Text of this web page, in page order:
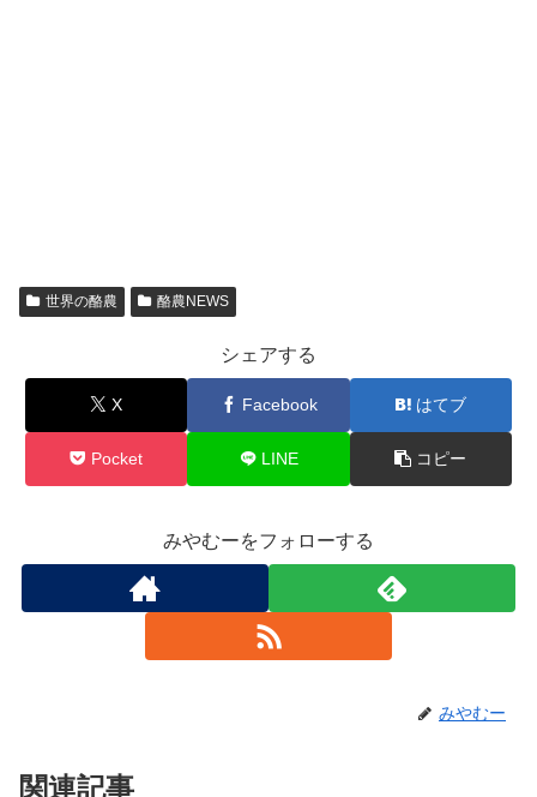
世界の酪農 酪農NEWS
シェアする
X Facebook はてブ
Pocket LINE コピー
みやむーをフォローする
みやむー
関連記事